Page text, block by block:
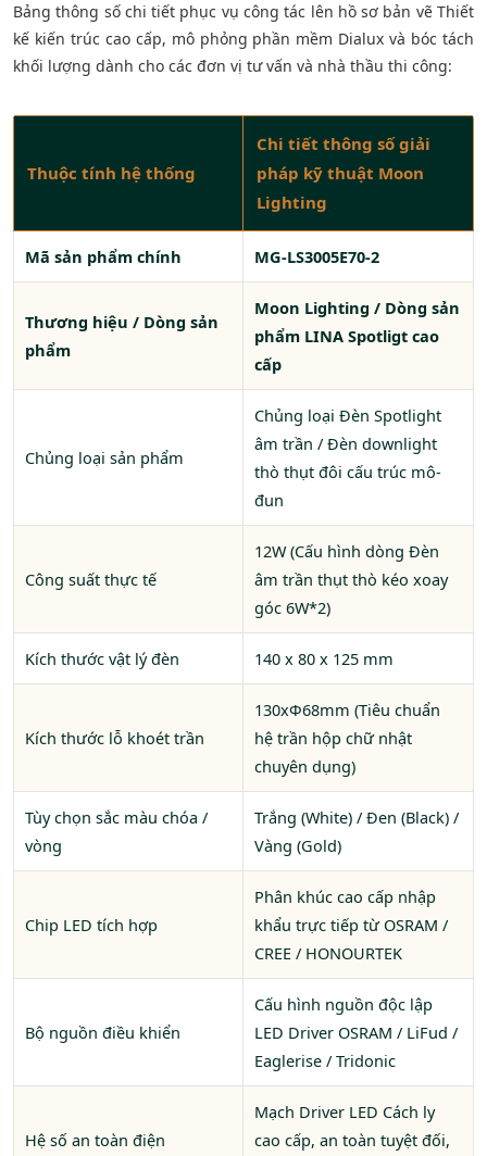
Bảng thông số chi tiết phục vụ công tác lên hồ sơ bản vẽ Thiết
kế kiến trúc cao cấp, mô phỏng phần mềm Dialux và bóc tách
khối lượng dành cho các đơn vị tư vấn và nhà thầu thi công:
Thuộc tính hệ thống
Chi tiết thông số giải
pháp kỹ thuật Moon
Lighting
Mã sản phẩm chính MG-LS3005E70-2
Thương hiệu / Dòng sản
phẩm
Moon Lighting / Dòng sản
phẩm LINA Spotligt cao
cấp
Chủng loại sản phẩm
Chủng loại Đèn Spotlight
âm trần / Đèn downlight
thò thụt đôi cấu trúc mô-
đun
Công suất thực tế
12W (Cấu hình dòng Đèn
âm trần thụt thò kéo xoay
góc 6W*2)
Kích thước vật lý đèn 140 x 80 x 125 mm
Kích thước lỗ khoét trần
130xΦ68mm (Tiêu chuẩn
hệ trần hộp chữ nhật
chuyên dụng)
Tùy chọn sắc màu chóa /
vòng
Trắng (White) / Đen (Black) /
Vàng (Gold)
Chip LED tích hợp
Phân khúc cao cấp nhập
khẩu trực tiếp từ OSRAM /
CREE / HONOURTEK
Bộ nguồn điều khiển
Cấu hình nguồn độc lập
LED Driver OSRAM / LiFud /
Eaglerise / Tridonic
Hệ số an toàn điện
Mạch Driver LED Cách ly
cao cấp, an toàn tuyệt đối,